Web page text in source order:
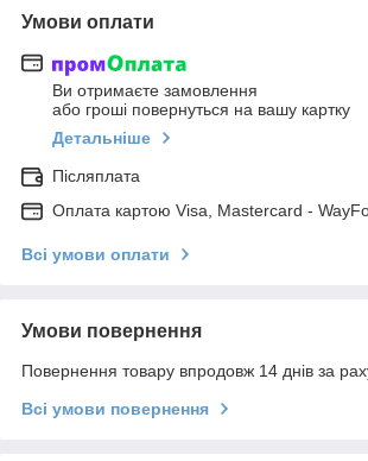
Умови оплати
Ви отримаєте замовлення
або гроші повернуться на вашу картку
Детальніше
Післяплата
Оплата картою Visa, Mastercard -
Всі умови оплати
Умови повернення
Повернення товару впродовж 14 днів за
Всі умови повернення